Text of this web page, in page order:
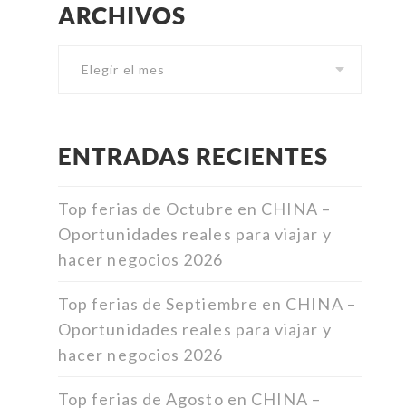
ARCHIVOS
ENTRADAS RECIENTES
Top ferias de Octubre en CHINA –
Oportunidades reales para viajar y
hacer negocios 2026
Top ferias de Septiembre en CHINA –
Oportunidades reales para viajar y
hacer negocios 2026
Top ferias de Agosto en CHINA –